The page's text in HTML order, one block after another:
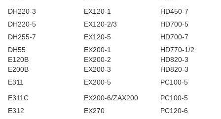
DH220-3
EX120-1
HD450-7
DH220-5
EX120-2/3
HD700-5
DH255-7
EX120-5
HD700-7
DH55
EX200-1
HD770-1/2
E120B
EX200-2
HD820-3
E200B
EX200-3
HD820-3
E311
EX200-5
PC100-5
E311C
EX200-6/ZAX200
PC100-5
E312
EX270
PC120-6